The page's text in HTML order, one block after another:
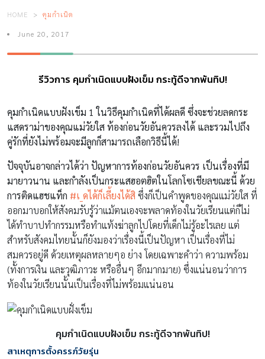
HOME คุมกำเนิด
June 20, 2017
รีวิวการ คุมกำเนิดแบบฝังเข็ม กระทู้ดีจากพันทิป!
คุมกำเนิดแบบฝังเข็ม 1ในวิธีคุมกำเนิดที่ได้ผลดี ซึ่งจะช่วยลดกระ
แสดราม่าของคุณแม่วัยใส ท้องก่อนวัยอันควรลงได้ และรวมไปถึง
คู่รักที่ยังไม่พร้อมจะมีลูกก็สามารถเลือกวิธีนี้ได้!
ปัจจุบันอาจกล่าวได้ว่า ปัญหาการท้องก่อนวัยอันควร เป็นเรื่องที่มี
มายาวนาน และกำลังเป็นกระแสฮอตฮิตในโลกโซเชียลขณะนี้ ด้วย
การติดแฮชแท็ก #เ_ดได้ก็เลี้ยงได้สิ ซึ่งก็เป็นคำพูดของคุณแม่วัยใส ที่
ออกมาบอกให้สังคมรับรู้ว่าแม้ตนเองจะพลาดท้องในวัยเรียนแต่ก็ไม่
ได้ทำบาปทำกรรมหรือทำแท้งฆ่าลูกไปโดยที่เด็กไม่รู้อะไรเลย แต่
สำหรับสังคมไทยนั้นก็ยังมองว่าเรื่องนี้เป็นปัญหา เป็นเรื่องที่ไม่
สมควรอยู่ดี ด้วยเหตุผลหลายๆอ ย่าง โดยเฉพาะคำว่า ความพร้อม
(ทั้งการเงิน และวุฒิภาวะ หรืออื่นๆ อีกมากมาย) ซึ่งแน่นอนว่าการ
ท้องในวัยเรียนนั้นเป็นเรื่องที่ไม่พร้อมแน่นอน
คุมกำเนิดแบบฝังเข็ม กระทู้ดีจากพันทิป!
สาเหตุการตั้งครรภ์วัยรุ่น